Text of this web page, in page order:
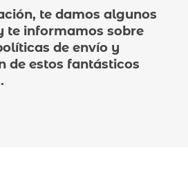
te damos algunos
te informamos sobre
de envío y
de estos fantásticos